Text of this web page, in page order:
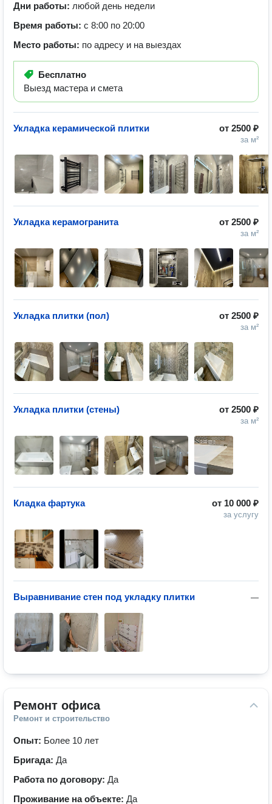
Дни работы: любой день недели
Время работы: с 8:00 по 20:00
Место работы: по адресу и на выездах
Бесплатно
Выезд мастера и смета
от 2500 ₽
за м²
Укладка керамической плитки
от 2500 ₽
за м²
Укладка керамогранита
от 2500 ₽
за м²
Укладка плитки (пол)
от 2500 ₽
за м²
Укладка плитки (стены)
от 10 000 ₽
за услугу
Кладка фартука
—
Выравнивание стен под укладку плитки
Ремонт офиса
Ремонт и строительство
Опыт: Более 10 лет
Бригада: Да
Работа по договору: Да
Проживание на объекте: Да